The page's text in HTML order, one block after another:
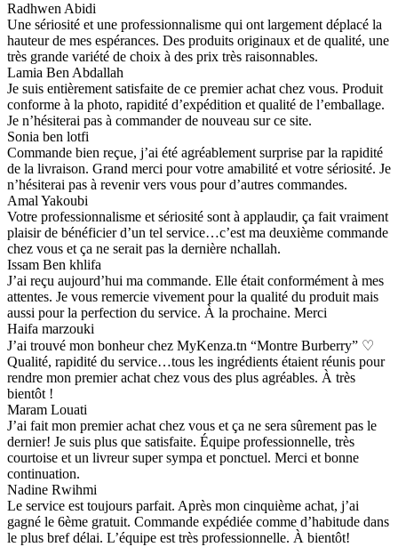
Radhwen Abidi
Une sériosité et une professionnalisme qui ont largement déplacé la
hauteur de mes espérances. Des produits originaux et de qualité, une
très grande variété de choix à des prix très raisonnables.
Lamia Ben Abdallah
Je suis entièrement satisfaite de ce premier achat chez vous. Produit
conforme à la photo, rapidité d’expédition et qualité de l’emballage.
Je n’hésiterai pas à commander de nouveau sur ce site.
Sonia ben lotfi
Commande bien reçue, j’ai été agréablement surprise par la rapidité
de la livraison. Grand merci pour votre amabilité et votre sériosité. Je
n’hésiterai pas à revenir vers vous pour d’autres commandes.
Amal Yakoubi
Votre professionnalisme et sériosité sont à applaudir, ça fait vraiment
plaisir de bénéficier d’un tel service…c’est ma deuxième commande
chez vous et ça ne serait pas la dernière nchallah.
Issam Ben khlifa
J’ai reçu aujourd’hui ma commande. Elle était conformément à mes
attentes. Je vous remercie vivement pour la qualité du produit mais
aussi pour la perfection du service. À la prochaine. Merci
Haifa marzouki
J’ai trouvé mon bonheur chez MyKenza.tn “Montre Burberry” ♡
Qualité, rapidité du service…tous les ingrédients étaient réunis pour
rendre mon premier achat chez vous des plus agréables. À très
bientôt !
Maram Louati
J’ai fait mon premier achat chez vous et ça ne sera sûrement pas le
dernier! Je suis plus que satisfaite. Équipe professionnelle, très
courtoise et un livreur super sympa et ponctuel. Merci et bonne
continuation.
Nadine Rwihmi
Le service est toujours parfait. Après mon cinquième achat, j’ai
gagné le 6ème gratuit. Commande expédiée comme d’habitude dans
le plus bref délai. L’équipe est très professionnelle. À bientôt!